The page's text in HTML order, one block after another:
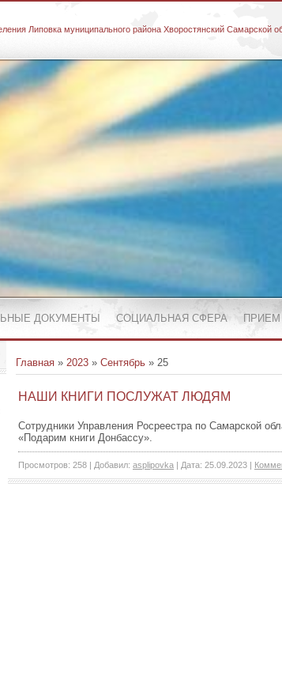
Липовка муниципального района Хворостянский Самарской
ДОКУМЕНТЫ СОЦИАЛЬНАЯ СФЕРА
Главная » 2023 » Сентябрь » 25
НАШИ КНИГИ ПОСЛУЖАТ ЛЮДЯМ
Сотрудники Управления Росреестра по Самарской
«Подарим книги Донбассу».
Просмотров: 258 | Добавил: asplipovka | Дата: 25.09.2023 |